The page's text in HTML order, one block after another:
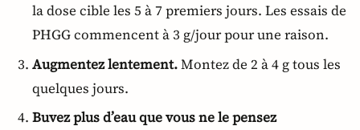
la dose cible les 5 à 7 premiers jours. Les essais de
PHGG commencent à 3 g/jour pour une raison.
Augmentez lentement.Montez de 2 à 4 g tous les
quelques jours.
Buvez plus d’eau que vous ne le pensez